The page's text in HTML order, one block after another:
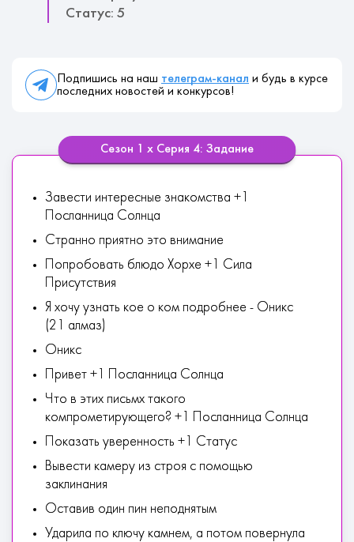
Статус: 5
Подпишись на наш телеграм-канал и будь в курсе
последних новостей и конкурсов!
Сезон 1 х Серия 4: Задание
Завести интересные знакомства +1
Посланница Солнца
Странно приятно это внимание
Попробовать блюдо Хорхе +1 Сила
Присутствия
Я хочу узнать кое о ком подробнее - Оникс
(21 алмаз)
Оникс
Привет +1 Посланница Солнца
Что в этих письмх такого
компрометирующего? +1 Посланница Солнца
Показать уверенность +1 Статус
Вывести камеру из строя с помощью
заклинания
Оставив один пин неподнятым
Ударила по ключу камнем, а потом повернула